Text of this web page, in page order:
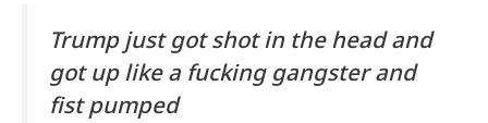
Trump just got shot in the head and
got up like a fucking gangster and
fist pumped